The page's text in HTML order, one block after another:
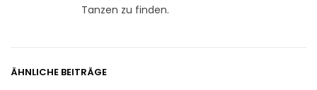
Tanzen zu finden.
ÄHNLICHE BEITRÄGE